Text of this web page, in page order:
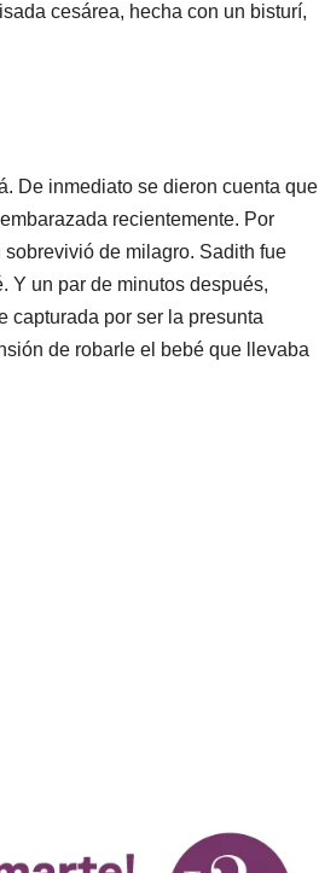
cesárea, hecha con un bisturí,
De inmediato se dieron cuenta que
recientemente. Por
de milagro. Sadith fue
Y un par de minutos después,
capturada por ser la presunta
de robarle el bebé que llevaba